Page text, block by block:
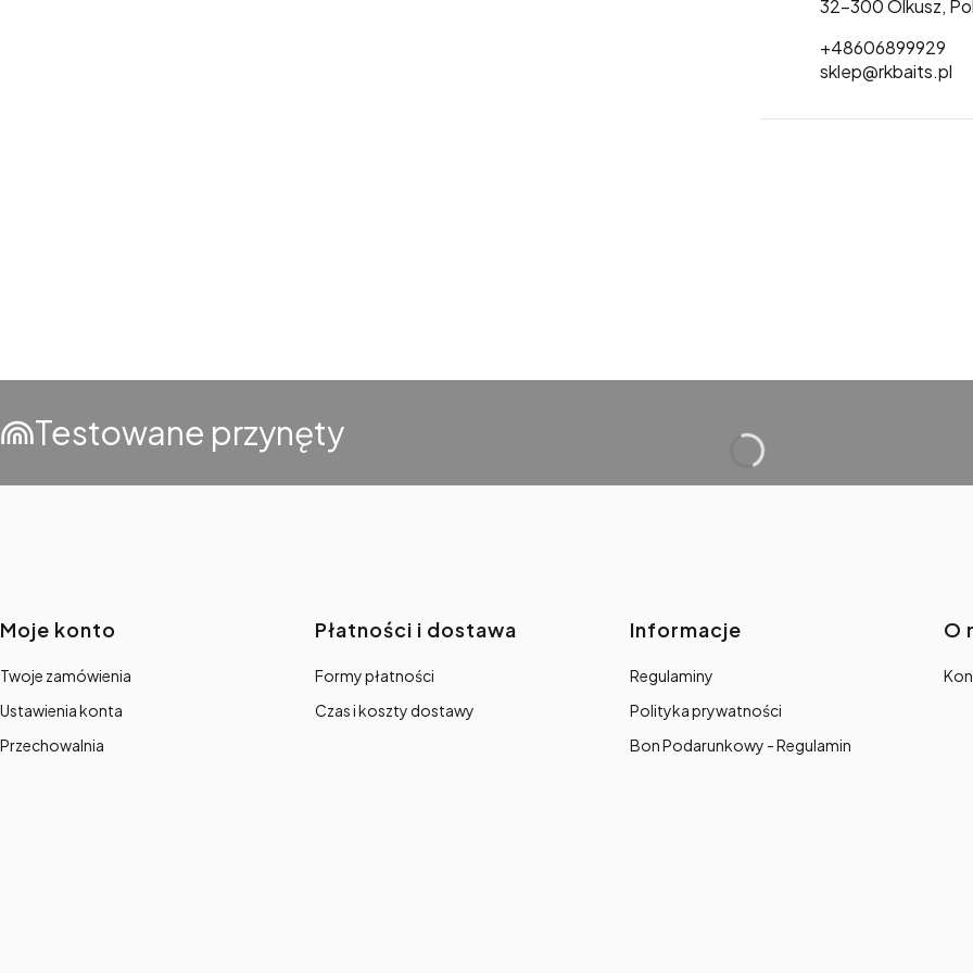
32-300 Olkusz,
+48606899929
sklep@rkbaits.pl
Testowane przynęty
Linki w stopce
Moje konto
Twoje zamówienia
Ustawienia konta
Przechowalnia
Płatności i dostawa
Formy płatności
Czas i koszty dostawy
Informacje
Regulaminy
Polityka prywatności
Bon Podarunkowy - Regulamin
O